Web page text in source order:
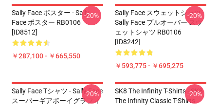
Sally Face ポスター - Sally
Face ポスター RB0106
[ID8512]
￥287,100 - ￥665,550
-20%
Sally Face スウェットシャツ -
Sally Face プルオーバー スウ
ェットシャツ RB0106
[ID8242]
￥593,775 - ￥695,275
-20%
Sally Face Tシャツ - Sally Face
スーパーギアボーイグラフィ
-20%
SK8 The Infinity T-Shirts - SK8
The Infinity Classic T-Shirts
-20%